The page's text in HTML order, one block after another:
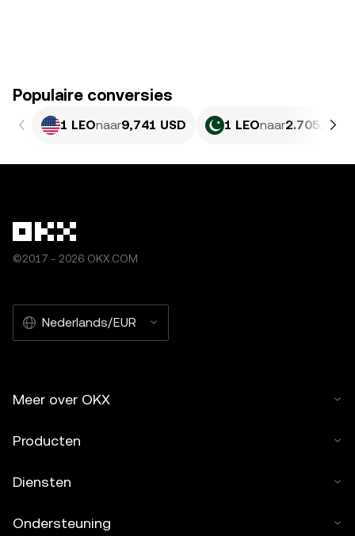
Populaire conversies
1 LEOnaar9,741 USD 1 LEOnaar2.705,56
©2017 - 2026 OKX.COM
Nederlands/EUR
Meer over OKX
Producten
Diensten
Ondersteuning